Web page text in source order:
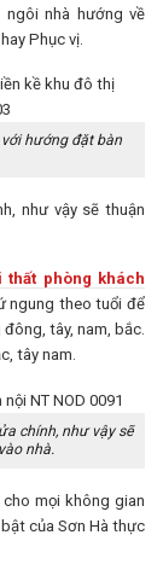
nhà hướng về
Phục vị.
hướng đặt bàn
như vậy sẽ thuận
thất phòng khách
ngung theo tuổi để
tây, nam, bắc.
tây nam.
chính, như vậy sẽ
nhà.
mọi không gian
của Sơn Hà thực